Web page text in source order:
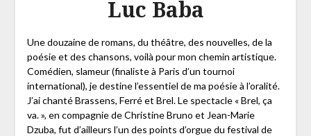
Luc Baba
Une douzaine de romans, du théâtre, des nouvelles, de la
poésie et des chansons, voilà pour mon chemin artistique.
Comédien, slameur (finaliste à Paris d’un tournoi
international), je destine l’essentiel de ma poésie à l’oralité.
J’ai chanté Brassens, Ferré et Brel. Le spectacle « Brel, ça
va. », en compagnie de Christine Bruno et Jean-Marie
Dzuba, fut d’ailleurs l’un des points d’orgue du festival de